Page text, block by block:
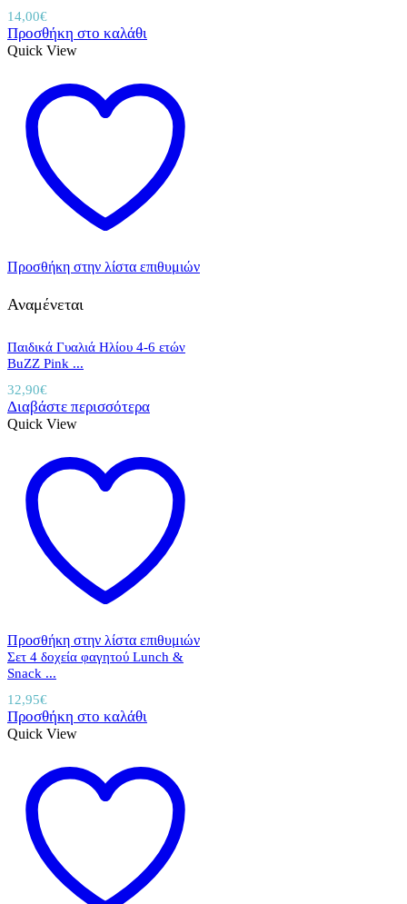
14,00€
Προσθήκη στο καλάθι
Quick View
Προσθήκη στην λίστα επιθυμιών
Αναμένεται
Παιδικά Γυαλιά Ηλίου 4-6 ετών
BuZZ Pink ...
32,90€
Διαβάστε περισσότερα
Quick View
Προσθήκη στην λίστα επιθυμιών
Σετ 4 δοχεία φαγητού Lunch &
Snack ...
12,95€
Προσθήκη στο καλάθι
Quick View